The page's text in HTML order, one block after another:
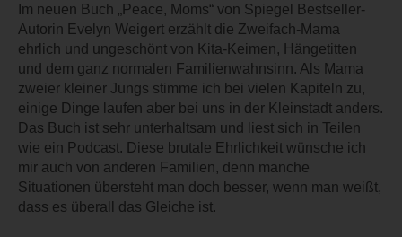
Im neuen Buch „Peace, Moms“ von Spiegel Bestseller-
Autorin Evelyn Weigert erzählt die Zweifach-Mama
ehrlich und ungeschönt von Kita-Keimen, Hängetitten
und dem ganz normalen Familienwahnsinn. Als Mama
zweier kleiner Jungs stimme ich bei vielen Kapiteln zu,
einige Dinge laufen aber bei uns in der Kleinstadt anders.
Das Buch ist sehr unterhaltsam und liest sich in Teilen
wie ein Podcast. Diese brutale Ehrlichkeit wünsche ich
mir auch von anderen Familien, denn manche
Situationen übersteht man doch besser, wenn man weißt,
dass es überall das Gleiche ist.